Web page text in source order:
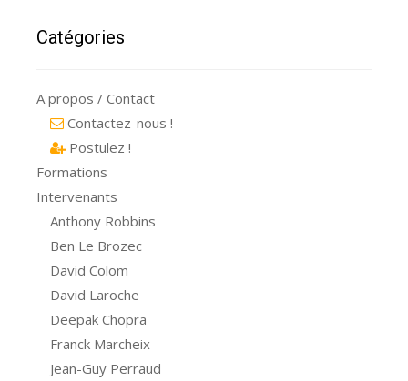
Catégories
A propos / Contact
Contactez-nous !
Postulez !
Formations
Intervenants
Anthony Robbins
Ben Le Brozec
David Colom
David Laroche
Deepak Chopra
Franck Marcheix
Jean-Guy Perraud